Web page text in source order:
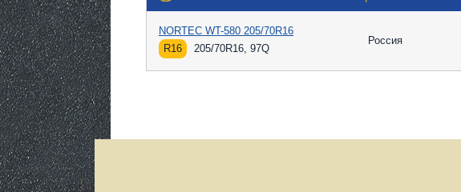
NORTEC WT-580 205/70R16
R16
205/70R16, 97Q
Россия